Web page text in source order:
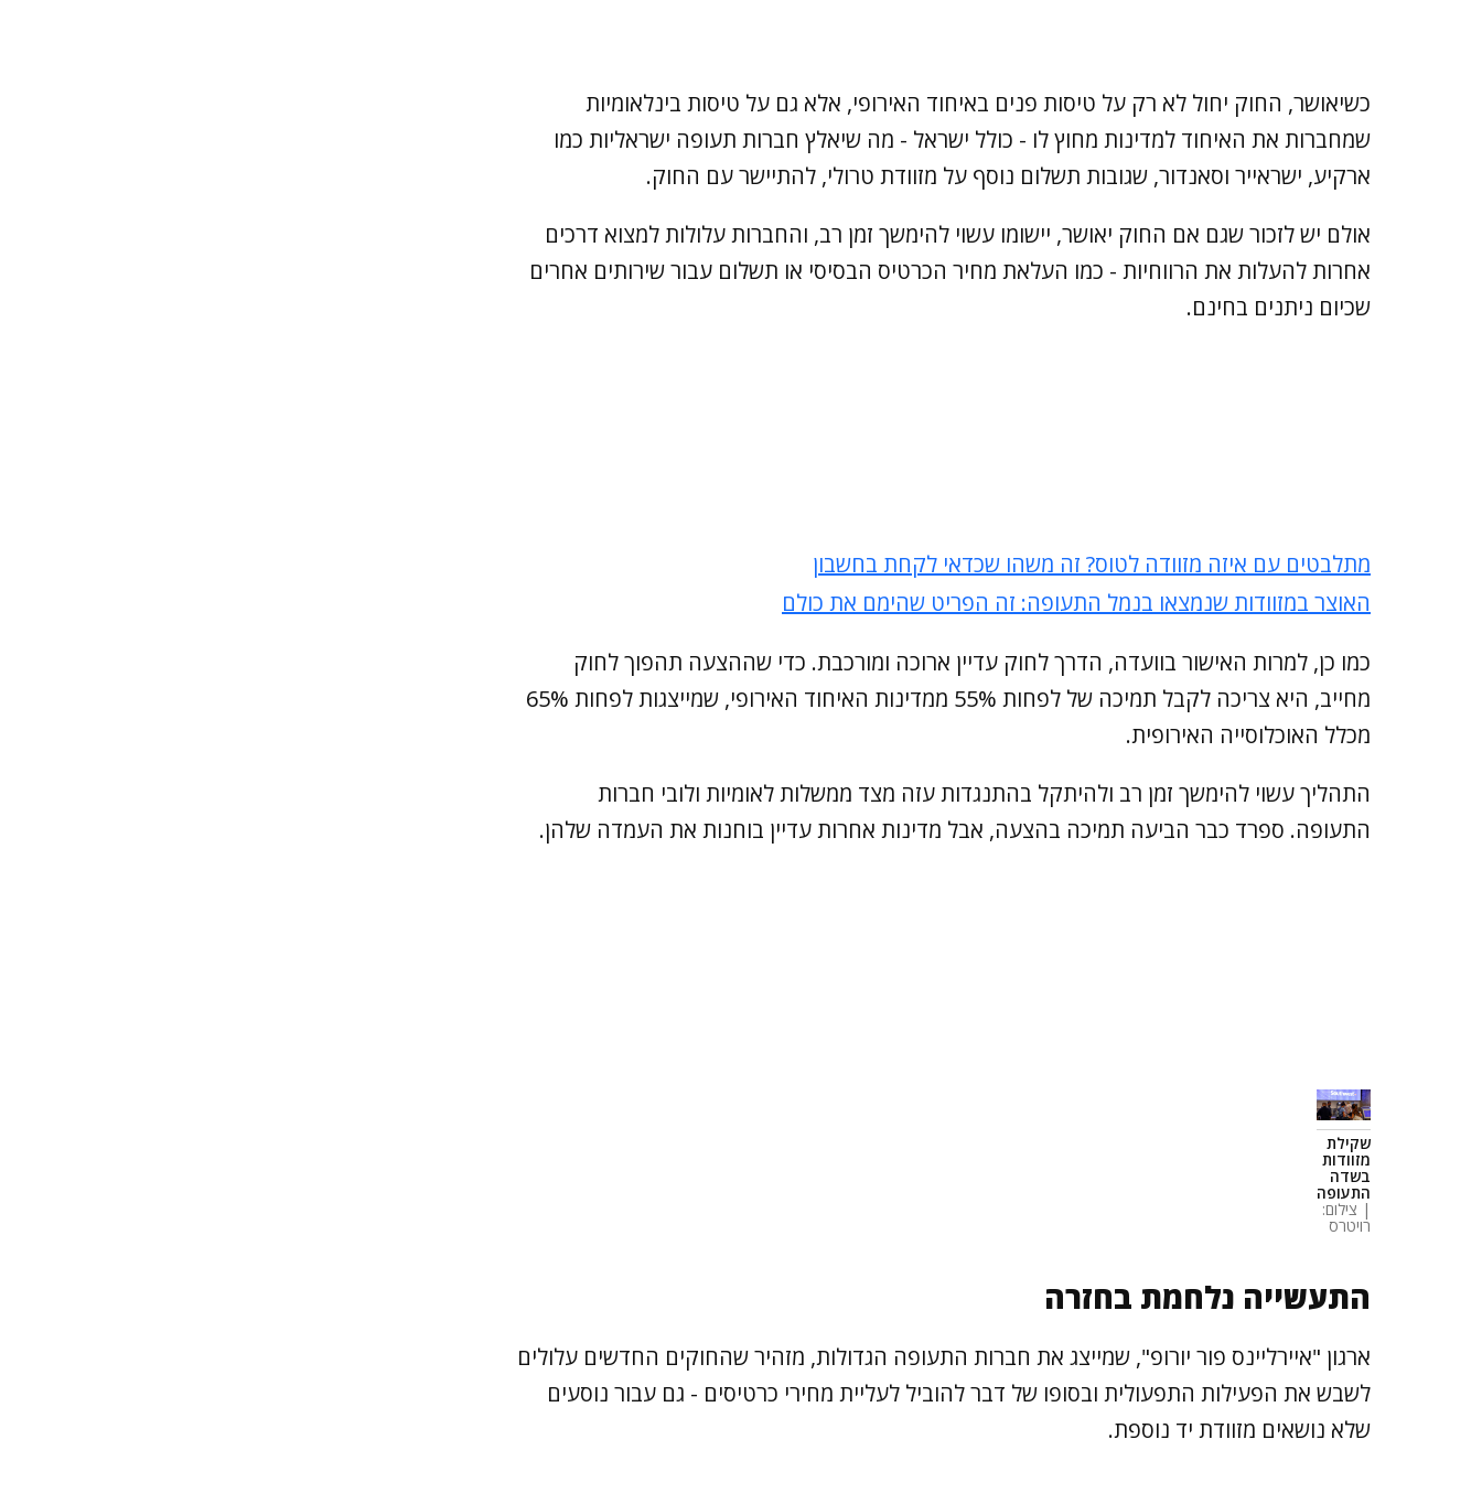
כשיאושר, החוק יחול לא רק על טיסות פנים באיחוד האירופי, אלא גם על טיסות בינלאומיות
שמחברות את האיחוד למדינות מחוץ לו - כולל ישראל - מה שיאלץ חברות תעופה ישראליות כמו
ארקיע, ישראייר וסאנדור, שגובות תשלום נוסף על מזוודת טרולי, להתיישר עם החוק.
אולם יש לזכור שגם אם החוק יאושר, יישומו עשוי להימשך זמן רב, והחברות עלולות למצוא דרכים
אחרות להעלות את הרווחיות - כמו העלאת מחיר הכרטיס הבסיסי או תשלום עבור שירותים אחרים
שכיום ניתנים בחינם.
מתלבטים עם איזה מזוודה לטוס? זה משהו שכדאי לקחת בחשבון
האוצר במזוודות שנמצאו בנמל התעופה: זה הפריט שהימם את כולם
כמו כן, למרות האישור בוועדה, הדרך לחוק עדיין ארוכה ומורכבת. כדי שההצעה תהפוך לחוק
מחייב, היא צריכה לקבל תמיכה של לפחות 55% ממדינות האיחוד האירופי, שמייצגות לפחות 65%
מכלל האוכלוסייה האירופית.
התהליך עשוי להימשך זמן רב ולהיתקל בהתנגדות עזה מצד ממשלות לאומיות ולובי חברות
התעופה. ספרד כבר הביעה תמיכה בהצעה, אבל מדינות אחרות עדיין בוחנות את העמדה שלהן.
שקילת
מזוודות
בשדה
התעופה
| צילום:
רויטרס
התעשייה נלחמת בחזרה
ארגון "איירליינס פור יורופ", שמייצג את חברות התעופה הגדולות, מזהיר שהחוקים החדשים עלולים
לשבש את הפעילות התפעולית ובסופו של דבר להוביל לעליית מחירי כרטיסים - גם עבור נוסעים
שלא נושאים מזוודת יד נוספת.